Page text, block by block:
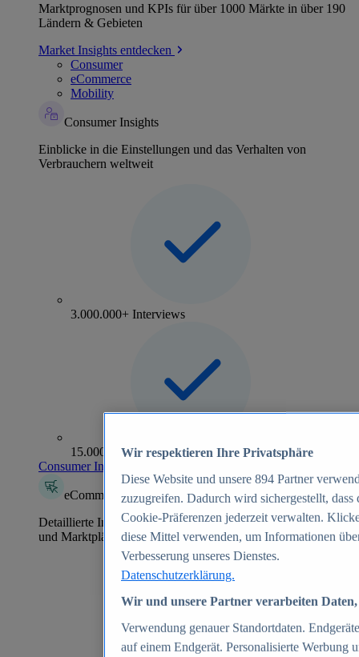
Marktprognosen und KPIs für über 1000 Märkte in über 190
Ländern & Gebieten
Market Insights entdecken
Consumer
eCommerce
Mobility
Consumer Insights
Einblicke in die Einstellungen und das Verhalten von
Verbrauchern weltweit
3.000.000+ Interviews
15.000+ Marken
Consumer Insights entdecken
eCommerce Insights
Detaillierte Informationen zu mehr als 39.000 Online-Shops
und Marktplätzen
Wir respektieren Ihre Privatsphäre
Diese Website und unsere 894 Partner
zuzugreifen. Dadurch wird sichergestellt,
Cookie-Präferenzen jederzeit verwalten.
diese Mittel verwenden, um Informationen
Verbesserung unseres Dienstes.
Datenschutzerklärung.
Wir und unsere Partner verarbeiten
Verwendung genauer Standortdaten.
auf einem Endgerät. Personalisierte Werbung